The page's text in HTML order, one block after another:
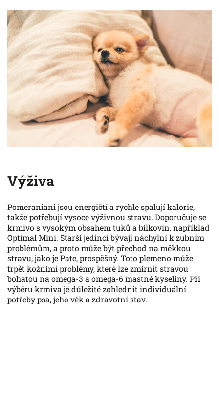
Výživa
Pomeraniani jsou energičtí a rychle spalují kalorie,
takže potřebují vysoce výživnou stravu. Doporučuje se
krmivo s vysokým obsahem tuků a bílkovin, například
Optimal Mini. Starší jedinci bývají náchylní k zubním
problémům, a proto může být přechod na měkkou
stravu, jako je Pate, prospěšný. Toto plemeno může
trpět kožními problémy, které lze zmírnit stravou
bohatou na omega-3 a omega-6 mastné kyseliny. Při
výběru krmiva je důležité zohlednit individuální
potřeby psa, jeho věk a zdravotní stav.